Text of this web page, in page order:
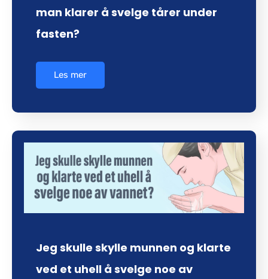
man klarer å svelge tårer under
fasten?
Les mer
Jeg skulle skylle munnen og klarte
ved et uhell å svelge noe av